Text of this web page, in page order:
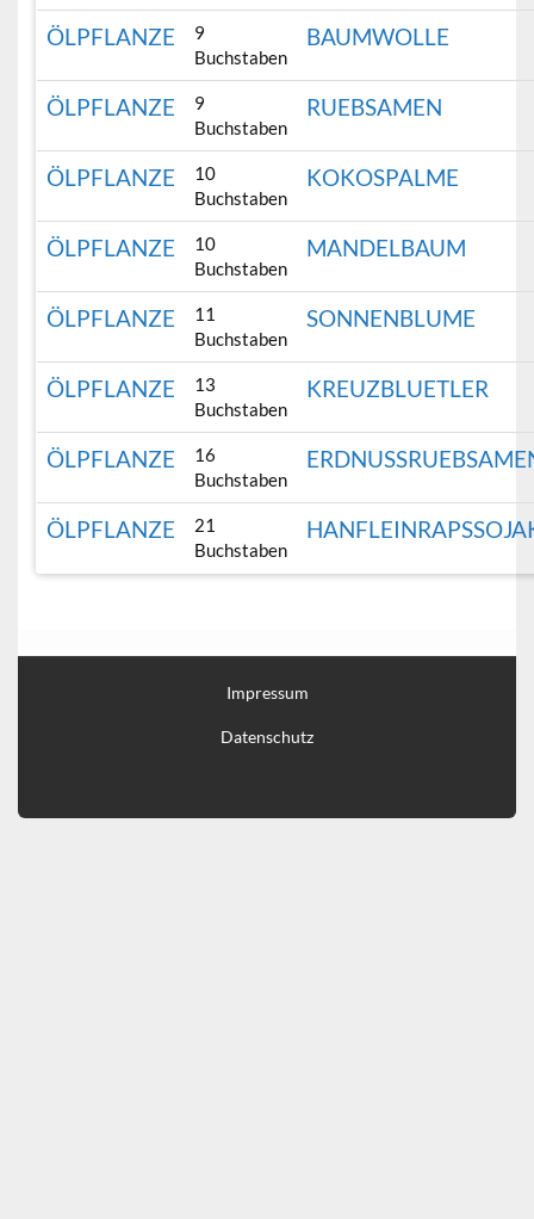
ÖLPFLANZE
9
Buchstaben
BAUMWOLLE
ÖLPFLANZE
9
Buchstaben
RUEBSAMEN
ÖLPFLANZE
10
Buchstaben
KOKOSPALME
ÖLPFLANZE
10
Buchstaben
MANDELBAUM
ÖLPFLANZE
11
Buchstaben
SONNENBLUME
ÖLPFLANZE
13
Buchstaben
KREUZBLUETLER
ÖLPFLANZE
16
Buchstaben
ÖLPFLANZE
21
Buchstaben
Impressum
Datenschutz